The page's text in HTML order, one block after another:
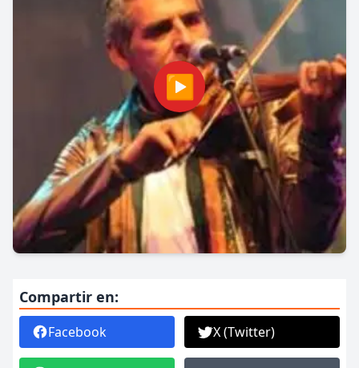
▶
Compartir en:
Facebook X (Twitter)